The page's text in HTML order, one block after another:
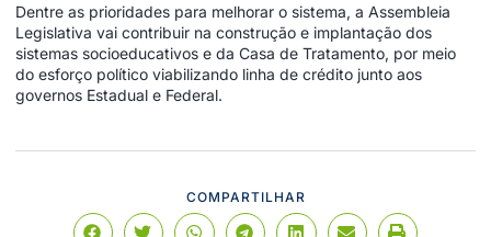
Dentre as prioridades para melhorar o sistema, a Assembleia
Legislativa vai contribuir na construção e implantação dos
sistemas socioeducativos e da Casa de Tratamento, por meio
do esforço político viabilizando linha de crédito junto aos
governos Estadual e Federal.
COMPARTILHAR